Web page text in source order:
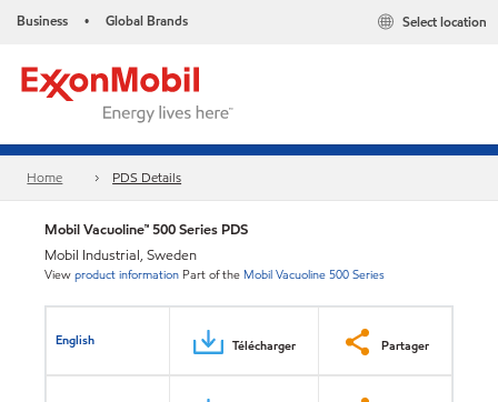
Business • Global Brands Select location
Home PDS Details
Mobil Vacuoline™ 500 Series PDS
Mobil Industrial, Sweden
Viewproduct information Part of the Mobil Vacuoline 500 Series
English Télécharger Partager